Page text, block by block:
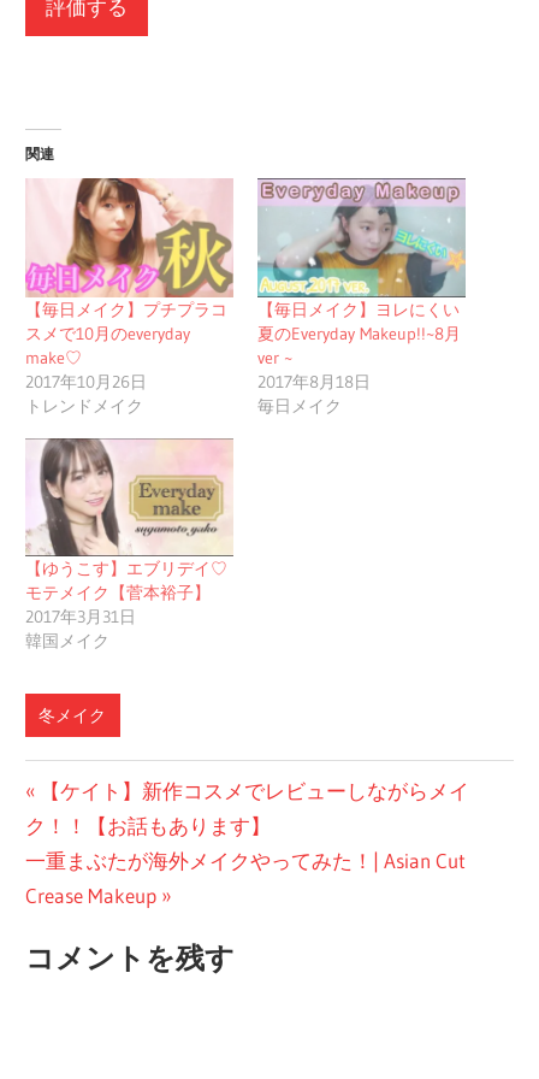
関連
【毎日メイク】プチプラコ
スメで10月のeveryday
make♡
2017年10月26日
トレンドメイク
【毎日メイク】ヨレにくい
夏のEveryday Makeup!!~8月
ver ~
2017年8月18日
毎日メイク
【ゆうこす】エブリデイ♡
モテメイク【菅本裕子】
2017年3月31日
韓国メイク
冬メイク
投
稿
ナ
ゲ
前
の
投
稿:
【ケイト】新作コスメでレビューしながらメイ
ク！！【お話もあります】
次
の
稿:
一重まぶたが海外メイクやってみた！| Asian Cut
Crease Makeup
コメントを残す